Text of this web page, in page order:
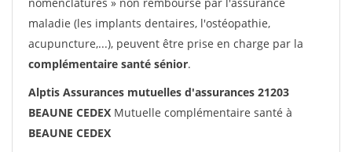
maladie (les implants dentaires, l'ostéopathie,
acupuncture,...), peuvent être prise en charge par la
complémentaire santé sénior.
Alptis Assurances mutuelles d'assurances 21203
BEAUNE CEDEX Mutuelle complémentaire santé à
BEAUNE CEDEX